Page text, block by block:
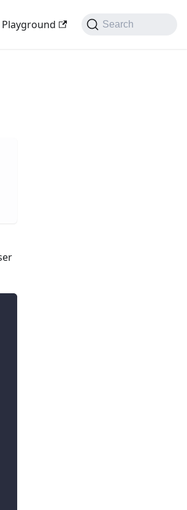
Playground Search